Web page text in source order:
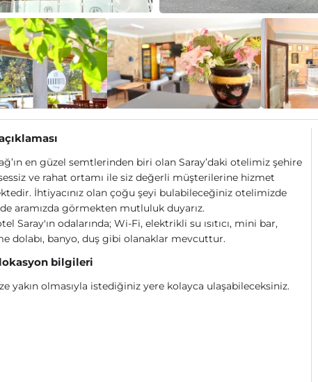
en güzel semtlerinden biri olan Saray’daki otelimiz şehire
ve rahat ortamı ile siz değerli müşterilerine hizmet
İhtiyacınız olan çoğu şeyi bulabileceğiniz otelimizde
aramızda görmekten mutluluk duyarız.
Saray'ın odalarında; Wi-Fi, elektrikli su ısıtıcı, mini bar,
dolabı, banyo, duş gibi olanaklar mevcuttur.
bilgileri
yakın olmasıyla istediğiniz yere kolayca ulaşabileceksiniz.